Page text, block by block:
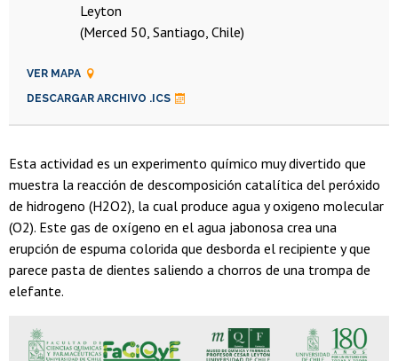
Leyton
(Merced 50, Santiago, Chile)
VER MAPA
DESCARGAR ARCHIVO .ICS
Esta actividad es un experimento químico muy divertido que
muestra la reacción de descomposición catalítica del peróxido
de hidrogeno (H2O2), la cual produce agua y oxigeno molecular
(O2). Este gas de oxígeno en el agua jabonosa crea una
erupción de espuma colorida que desborda el recipiente y que
parece pasta de dientes saliendo a chorros de una trompa de
elefante.